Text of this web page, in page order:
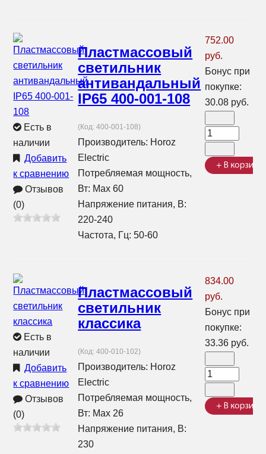
Есть в
наличии
Добавить
к сравнению
Отзывов
(0)
Пластмассовый
светильник
антивандальный
IP65 400-001-108
(Код:400-001-108)
Производитель: Horoz
Electric
Потребляемая мощность,
Вт: Max 60
Напряжение питания, В:
220-240
Частота, Гц: 50-60
752.00
руб.
Бонус при
покупке:
30.08 руб.
Есть в
наличии
Добавить
к сравнению
Отзывов
(0)
Пластмассовый
светильник
классика
(Код:400-010-102)
Производитель: Horoz
Electric
Потребляемая мощность,
Вт: Max 26
Напряжение питания, В:
230
834.00
руб.
Бонус при
покупке:
33.36 руб.